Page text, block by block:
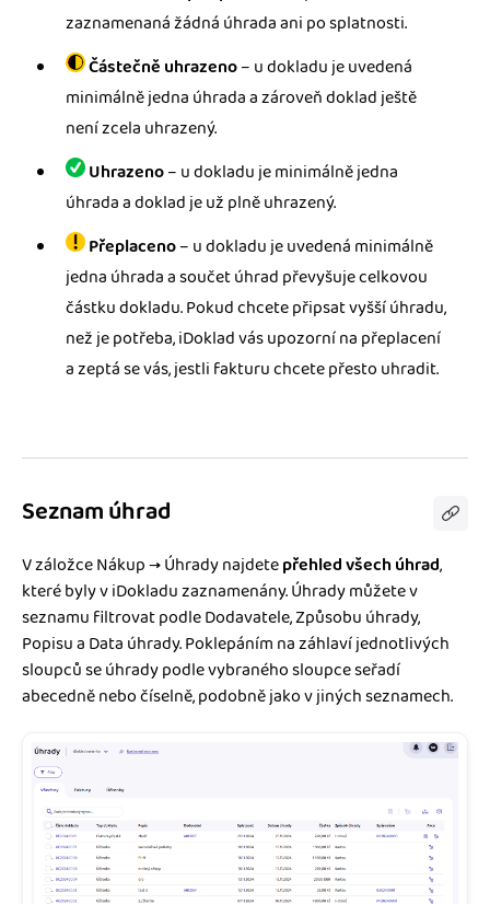
zaznamenaná žádná úhrada ani po splatnosti.
Částečně uhrazeno– u dokladu je uvedená
minimálně jedna úhrada a zároveň doklad ještě
není zcela uhrazený.
Uhrazeno– u dokladu je minimálně jedna
úhrada a doklad je už plně uhrazený.
Přeplaceno– u dokladu je uvedená minimálně
jedna úhrada a součet úhrad převyšuje celkovou
částku dokladu. Pokud chcete připsat vyšší úhradu,
než je potřeba, iDoklad vás upozorní na přeplacení
a zeptá se vás, jestli fakturu chcete přesto uhradit.
Seznam úhrad
V záložce Nákup → Úhrady najdetepřehled všech úhrad,
které byly v iDokladu zaznamenány. Úhrady můžete v
seznamu filtrovat podle Dodavatele, Způsobu úhrady,
Popisu a Data úhrady. Poklepáním na záhlaví jednotlivých
sloupců se úhrady podle vybraného sloupce seřadí
abecedně nebo číselně, podobně jako v jiných seznamech.